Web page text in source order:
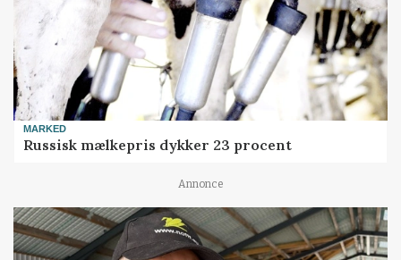
MARKED
Russisk mælkepris dykker 23 procent
Annonce